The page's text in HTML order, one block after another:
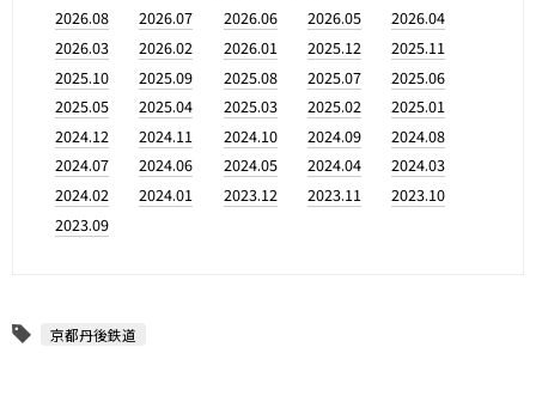
2026.08 2026.07 2026.06 2026.05
2026.04
2026.03
2026.02 2026.01 2025.12
2025.11
2025.10
2025.09 2025.08 2025.07
2025.06
2025.05
2025.04 2025.03 2025.02
2025.01
2024.12
2024.11 2024.10 2024.09
2024.08
2024.07
2024.06 2024.05 2024.04
2024.03
2024.02
2024.01 2023.12 2023.11
2023.10
2023.09
京都丹後鉄道